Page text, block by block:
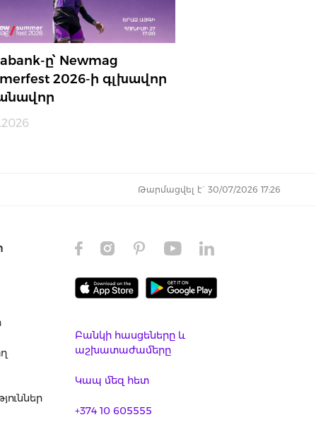
ը՝ Newmag
2026-ի գլխավոր
Թարմացվել է` 30/07/2026 17:26
Բանկի հասցեները և
աշխատաժամերը
Կապ մեզ հետ
+374 10 605555